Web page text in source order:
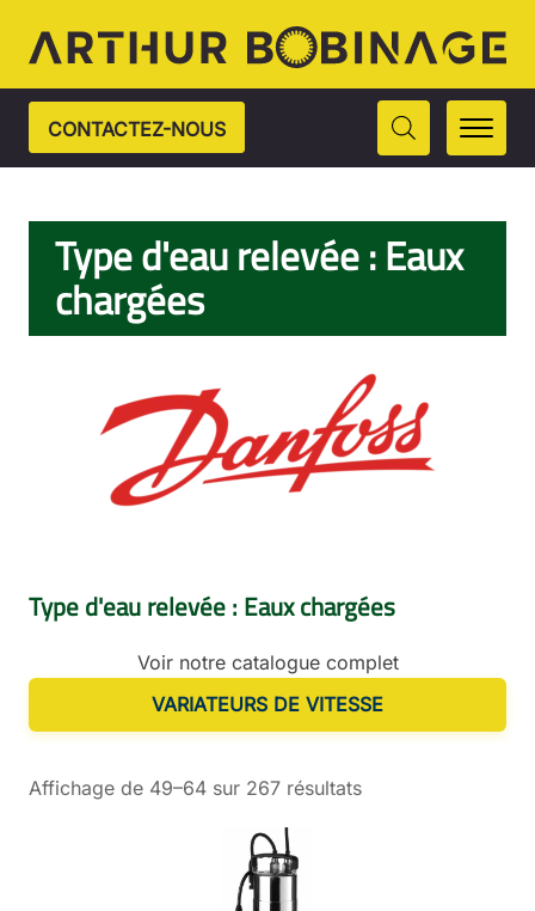
CONTACTEZ-NOUS
Type d'eau relevée : Eaux
chargées
Type d'eau relevée : Eaux chargées
Voir notre catalogue complet
VARIATEURS DE VITESSE
Affichage de 49–64 sur 267 résultats